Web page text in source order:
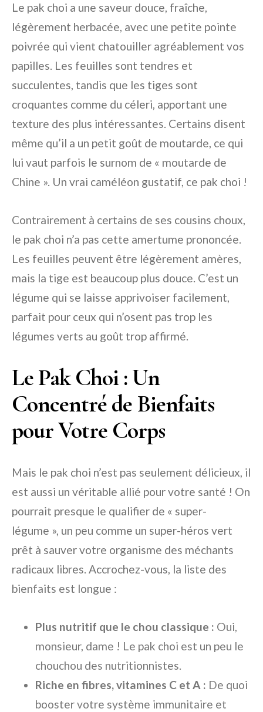
Le pak choi a une saveur douce, fraîche,
légèrement herbacée, avec une petite pointe
poivrée qui vient chatouiller agréablement vos
papilles. Les feuilles sont tendres et
succulentes, tandis que les tiges sont
croquantes comme du céleri, apportant une
texture des plus intéressantes. Certains disent
même qu’il a un petit goût de moutarde, ce qui
lui vaut parfois le surnom de « moutarde de
Chine ». Un vrai caméléon gustatif, ce pak choi !
Contrairement à certains de ses cousins choux,
le pak choi n’a pas cette amertume prononcée.
Les feuilles peuvent être légèrement amères,
mais la tige est beaucoup plus douce. C’est un
légume qui se laisse apprivoiser facilement,
parfait pour ceux qui n’osent pas trop les
légumes verts au goût trop affirmé.
Le Pak Choi : Un
Concentré de Bienfaits
pour Votre Corps
Mais le pak choi n’est pas seulement délicieux, il
est aussi un véritable allié pour votre santé ! On
pourrait presque le qualifier de « super-
légume », un peu comme un super-héros vert
prêt à sauver votre organisme des méchants
radicaux libres. Accrochez-vous, la liste des
bienfaits est longue :
Plus nutritif que le chou classique : Oui,
monsieur, dame ! Le pak choi est un peu le
chouchou des nutritionnistes.
Riche en fibres, vitamines C et A : De quoi
booster votre système immunitaire et